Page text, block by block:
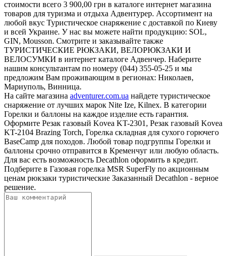
стоимости всего 3 900,00 грн в каталоге интернет магазина
товаров для туризма и отдыха Адвентурер. Ассортимент на
любой вкус Туристическое снаряжение с доставкой по Киеву
и всей Украине. У нас вы можете найти продукцию: SOL,
GIN, Mousson. Смотрите и заказывайте также
ТУРИСТИЧЕСКИЕ РЮКЗАКИ, ВЕЛОРЮКЗАКИ И
ВЕЛОСУМКИ в интернет каталоге Адвенчер. Наберите
нашим консультантам по номеру (044) 355-05-25 и мы
предложим Вам проживающим в регионах: Николаев,
Мариуполь, Винница.
На сайте магазина adventurer.com.ua найдете туристическое
снаряжение от лучших марок Nite Ize, Kilnex. В категории
Горелки и баллоны на каждое изделие есть гарантия.
Оформите Резак газовый Kovea KT-2301, Резак газовый Kovea
KT-2104 Brazing Torch, Горелка складная для сухого горючего
BaseCamp для походов. Любой товар подгруппы Горелки и
баллоны срочно отправится в Кременчуг или любую область.
Для вас есть возможность Decathlon оформить в кредит.
Подберите в Газовая горелка MSR SuperFly по акционным
ценам рюкзаки туристические Заказанный Decathlon - верное
решение.